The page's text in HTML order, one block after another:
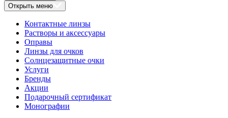
Открыть меню
Контактные линзы
Растворы и аксессуары
Оправы
Линзы для очков
Солнцезащитные очки
Услуги
Бренды
Акции
Подарочный сертификат
Монографии